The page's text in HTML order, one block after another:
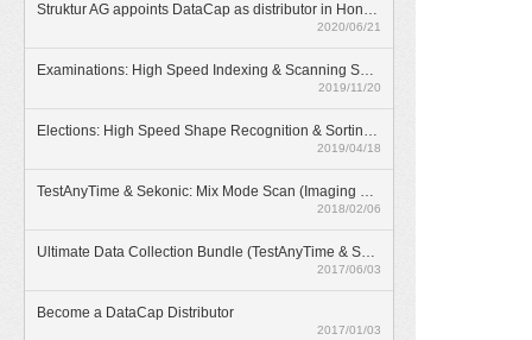
Struktur AG appoints DataCap as distributor in Hong Kong
2020/06/21
Examinations: High Speed Indexing & Scanning Solution
2019/11/20
Elections: High Speed Shape Recognition & Sorting Solution
2019/04/18
TestAnyTime & Sekonic: Mix Mode Scan (Imaging & OMR)
2018/02/06
Ultimate Data Collection Bundle (TestAnyTime & SR-55D)
2017/06/03
Become a DataCap Distributor
2017/01/03